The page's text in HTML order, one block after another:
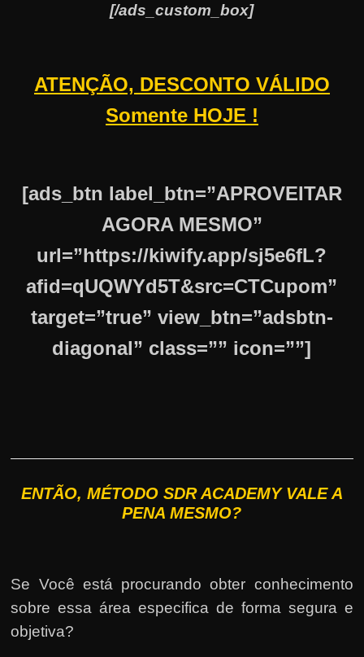
[/ads_custom_box]
ATENÇÃO, DESCONTO VÁLIDO
Somente HOJE !
[ads_btn label_btn=”APROVEITAR
AGORA MESMO”
url=”https://kiwify.app/sj5e6fL?
afid=qUQWYd5T&src=CTCupom”
target=”true” view_btn=”adsbtn-
diagonal” class=”” icon=””]
ENTÃO, MÉTODO SDR ACADEMY VALE A
PENA MESMO?
Se Você está procurando obter conhecimento
sobre essa área especifica de forma segura e
objetiva?